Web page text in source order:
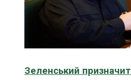
Зеленський